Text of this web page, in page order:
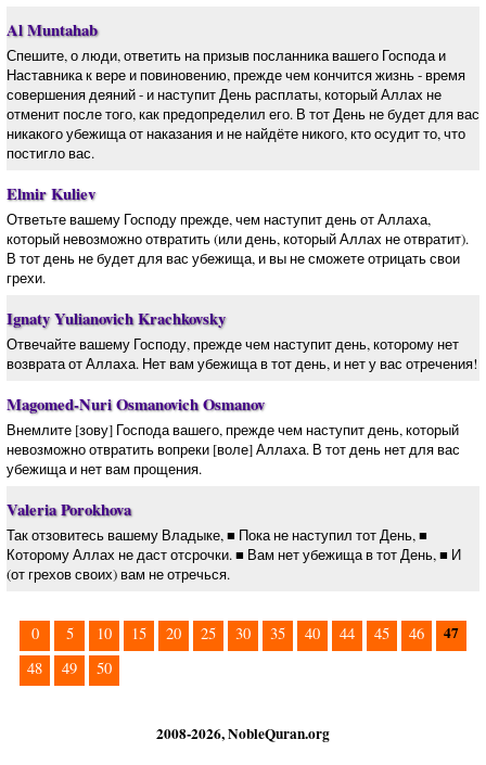
Al Muntahab
Спешите, о люди, ответить на призыв посланника вашего Господа и
Наставника к вере и повиновению, прежде чем кончится жизнь - время
совершения деяний - и наступит День расплаты, который Аллах не
отменит после того, как предопределил его. В тот День не будет для вас
никакого убежища от наказания и не найдёте никого, кто осудит то, что
постигло вас.
Elmir Kuliev
Ответьте вашему Господу прежде, чем наступит день от Аллаха,
который невозможно отвратить (или день, который Аллах не отвратит).
В тот день не будет для вас убежища, и вы не сможете отрицать свои
грехи.
Ignaty Yulianovich Krachkovsky
Отвечайте вашему Господу, прежде чем наступит день, которому нет
возврата от Аллаха. Нет вам убежища в тот день, и нет у вас отречения!
Magomed-Nuri Osmanovich Osmanov
Внемлите [зову] Господа вашего, прежде чем наступит день, который
невозможно отвратить вопреки [воле] Аллаха. В тот день нет для вас
убежища и нет вам прощения.
Valeria Porokhova
Так отзовитесь вашему Владыке, ■ Пока не наступил тот День, ■
Которому Аллах не даст отсрочки. ■ Вам нет убежища в тот День, ■ И
(от грехов своих) вам не отречься.
0 5 10 15 20 25 30 35 40 44 45 46 47
48 49 50
2008-2026, NobleQuran.org